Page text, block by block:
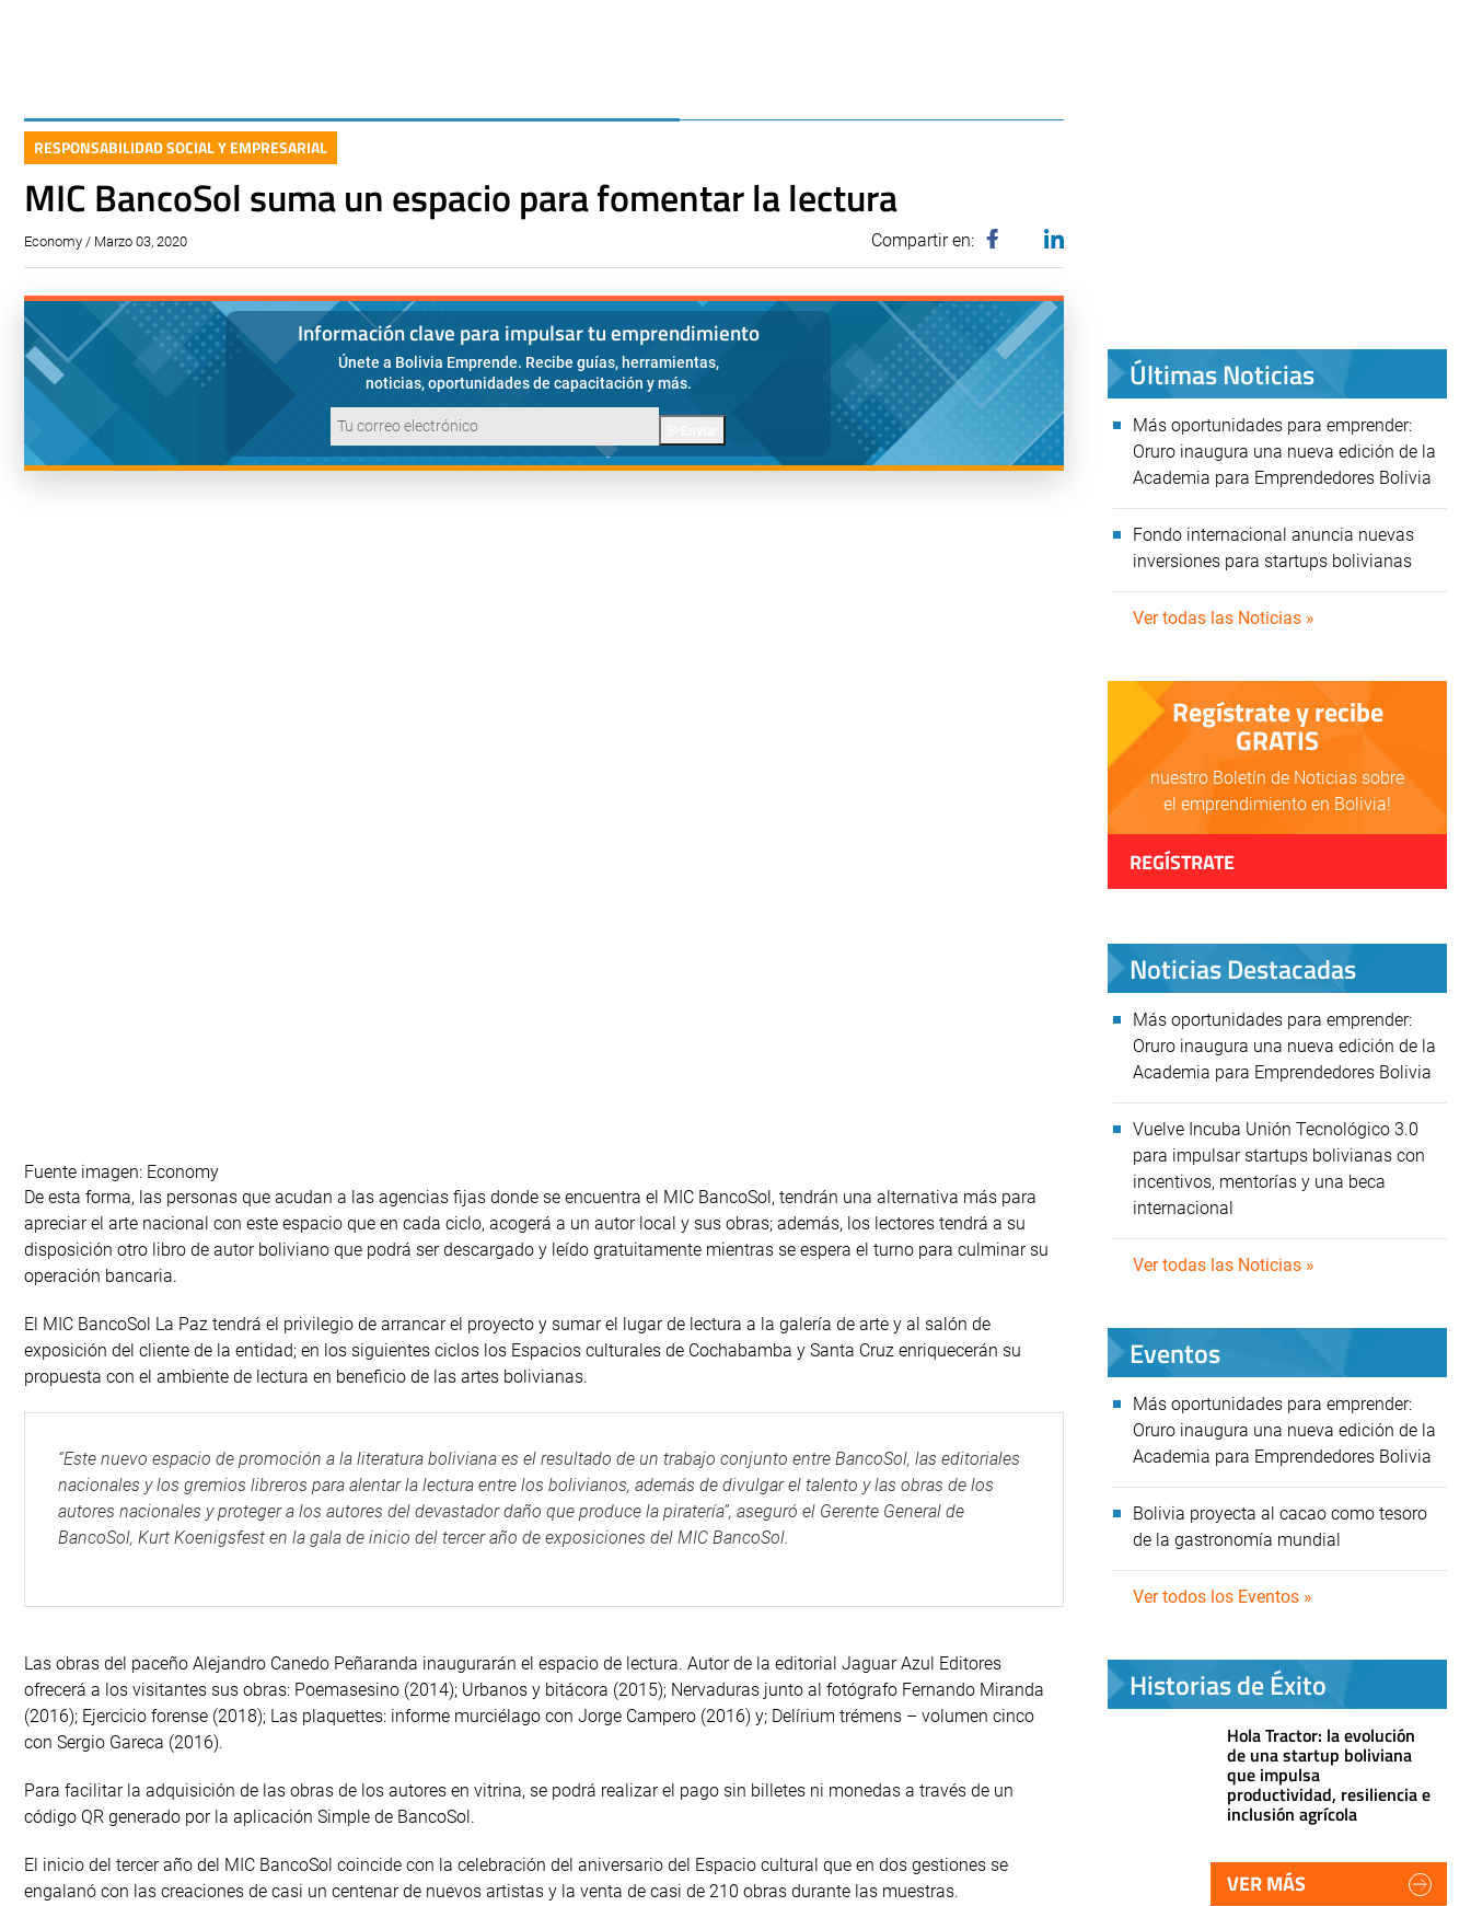
RESPONSABILIDAD SOCIAL Y EMPRESARIAL
MIC BancoSol suma un espacio para fomentar la lectura
Economy / Marzo 03, 2020 Compartir en:
Información clave para impulsar tu emprendimiento
Únete a Bolivia Emprende. Recibe guías, herramientas,
noticias, oportunidades de capacitación y más.
Fuente imagen: Economy
De esta forma, las personas que acudan a las agencias fijas donde se encuentra el MIC BancoSol, tendrán una alternativa más para
apreciar el arte nacional con este espacio que en cada ciclo, acogerá a un autor local y sus obras; además, los lectores tendrá a su
disposición otro libro de autor boliviano que podrá ser descargado y leído gratuitamente mientras se espera el turno para culminar su
operación bancaria.
El MIC BancoSol La Paz tendrá el privilegio de arrancar el proyecto y sumar el lugar de lectura a la galería de arte y al salón de
exposición del cliente de la entidad; en los siguientes ciclos los Espacios culturales de Cochabamba y Santa Cruz enriquecerán su
propuesta con el ambiente de lectura en beneficio de las artes bolivianas.
“Este nuevo espacio de promoción a la literatura boliviana es el resultado de un trabajo conjunto entre BancoSol, las editoriales
nacionales y los gremios libreros para alentar la lectura entre los bolivianos, además de divulgar el talento y las obras de los
autores nacionales y proteger a los autores del devastador daño que produce la piratería”, aseguró el Gerente General de
BancoSol, Kurt Koenigsfest en la gala de inicio del tercer año de exposiciones del MIC BancoSol.
Las obras del paceño Alejandro Canedo Peñaranda inaugurarán el espacio de lectura. Autor de la editorial Jaguar Azul Editores
ofrecerá a los visitantes sus obras: Poemasesino (2014); Urbanos y bitácora (2015); Nervaduras junto al fotógrafo Fernando Miranda
(2016); Ejercicio forense (2018); Las plaquettes: informe murciélago con Jorge Campero (2016) y; Delírium trémens – volumen cinco
con Sergio Gareca (2016).
Para facilitar la adquisición de las obras de los autores en vitrina, se podrá realizar el pago sin billetes ni monedas a través de un
código QR generado por la aplicación Simple de BancoSol.
El inicio del tercer año del MIC BancoSol coincide con la celebración del aniversario del Espacio cultural que en dos gestiones se
engalanó con las creaciones de casi un centenar de nuevos artistas y la venta de casi de 210 obras durante las muestras.
Últimas Noticias
Más oportunidades para emprender:
Oruro inaugura una nueva edición de la
Academia para Emprendedores Bolivia
Fondo internacional anuncia nuevas
inversiones para startups bolivianas
Ver todas las Noticias »
Regístrate y recibe
GRATIS
nuestro Boletín de Noticias sobre
el emprendimiento en Bolivia!
REGÍSTRATE
Noticias Destacadas
Más oportunidades para emprender:
Oruro inaugura una nueva edición de la
Academia para Emprendedores Bolivia
Vuelve Incuba Unión Tecnológico 3.0
para impulsar startups bolivianas con
incentivos, mentorías y una beca
internacional
Ver todas las Noticias »
Eventos
Más oportunidades para emprender:
Oruro inaugura una nueva edición de la
Academia para Emprendedores Bolivia
Bolivia proyecta al cacao como tesoro
de la gastronomía mundial
Ver todos los Eventos »
Historias de Éxito
Hola Tractor: la evolución
de una startup boliviana
que impulsa
productividad, resiliencia e
inclusión agrícola
VER MÁS